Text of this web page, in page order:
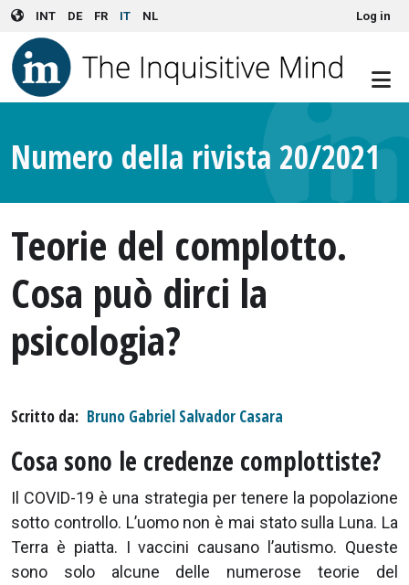
Skip to main content
INT DE FR IT NL User account menuLog in
Numero della rivista 20/2021
Teorie del complotto.
Cosa può dirci la
psicologia?
Scritto da Bruno Gabriel Salvador Casara
Cosa sono le credenze complottiste?
Il COVID-19 è una strategia per tenere la popolazione
sotto controllo. L’uomo non è mai stato sulla Luna. La
Terra è piatta. I vaccini causano l’autismo. Queste
sono solo alcune delle numerose teorie del